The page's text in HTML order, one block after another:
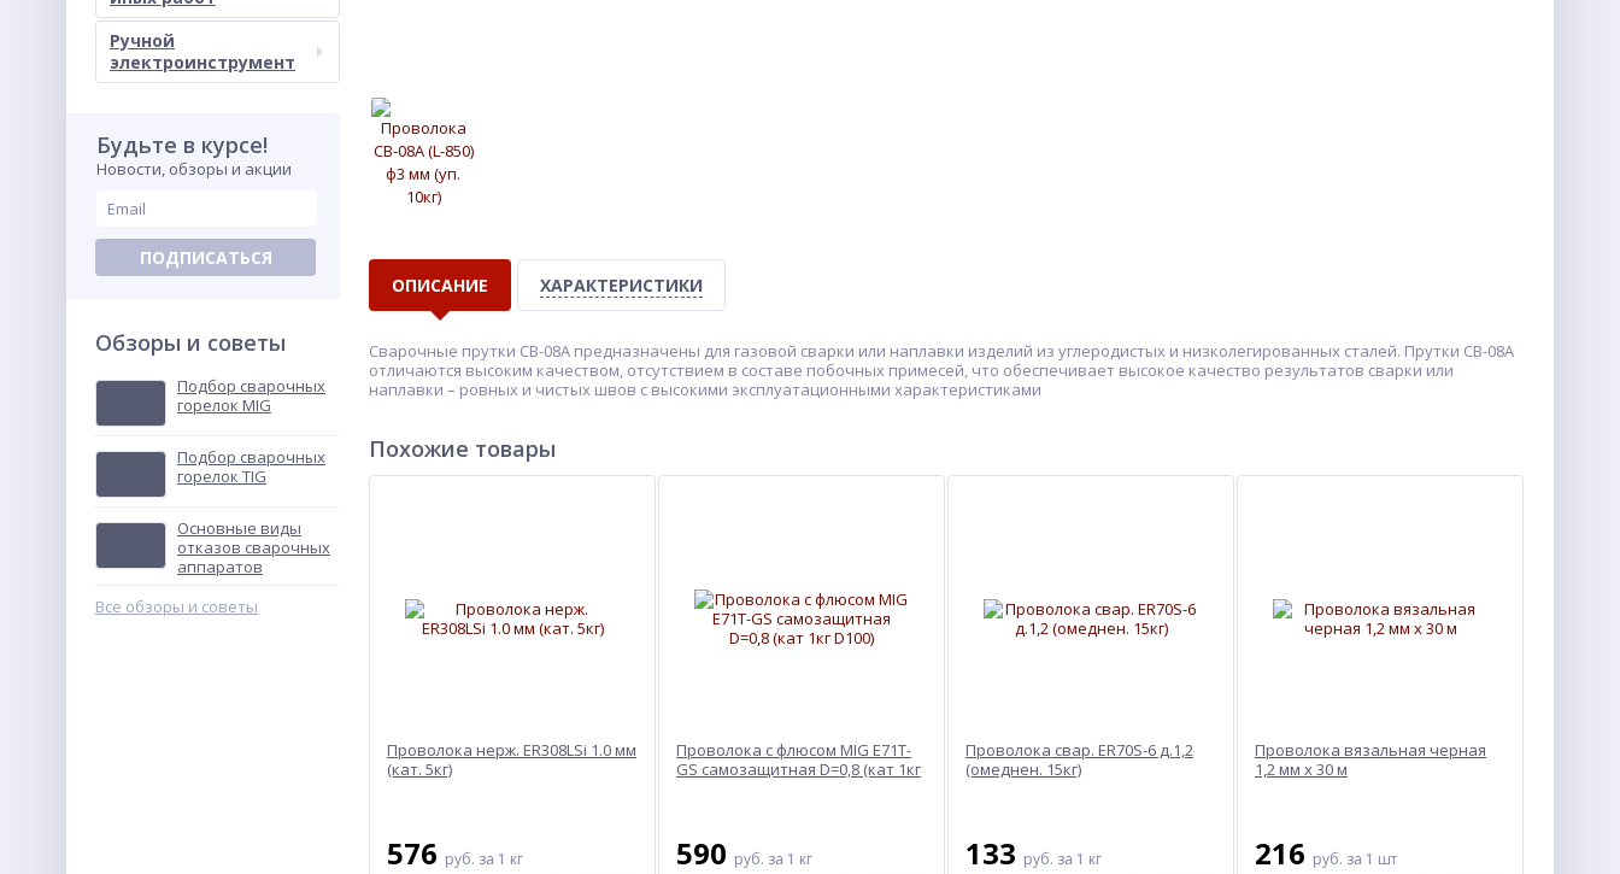
Ручной
электроинструмент
Будьте в курсе!
Новости, обзоры и акции
ПОДПИСАТЬСЯ
Обзоры и советы
Подбор сварочных
горелок MIG
Подбор сварочных
горелок TIG
Основные виды
отказов сварочных
аппаратов
Все обзоры и советы
ОПИСАНИЕ ХАРАКТЕРИСТИКИ
Cварочные прутки СВ-08А предназначены для газовой сварки или наплавки изделий из углеродистых и низколегированных сталей. Прутки СВ-08А
отличаются высоким качеством, отсутствием в составе побочных примесей, что обеспечивает высокое качество результатов сварки или
наплавки – ровных и чистых швов с высокими эксплуатационными характеристиками
Похожие товары
Проволока нерж. ER308LSi 1.0 мм
(кат. 5кг)
576 руб. за 1 кг
Проволока с флюсом MIG E71T-
GS самозащитная D=0,8 (кат 1кг
590 руб. за 1 кг
Проволока свар. ER70S-6 д.1,2
(омеднен. 15кг)
133 руб. за 1 кг
Проволока вязальная черная
1,2 мм х 30 м
216 руб. за 1 шт